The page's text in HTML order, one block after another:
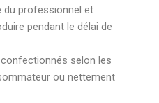
du professionnel et
pendant le délai de
selon les
ou nettement